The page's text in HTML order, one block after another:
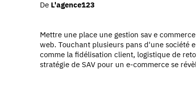
De L'agence123
Mettre une place une gestion sav e
web. Touchant plusieurs pans d'une société
comme la fidélisation client, logistique de
stratégie de SAV pour un e-commerce se